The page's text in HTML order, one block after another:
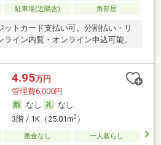
駐車場(近隣含) 角部屋
ットカード支払い可。分割払い・リ
ライン内覧・オンライン申込可能。
4.95万円
管理費6,000円
なし
なし
3階 / 1K（25.01m2）
敷金なし
一人暮らし